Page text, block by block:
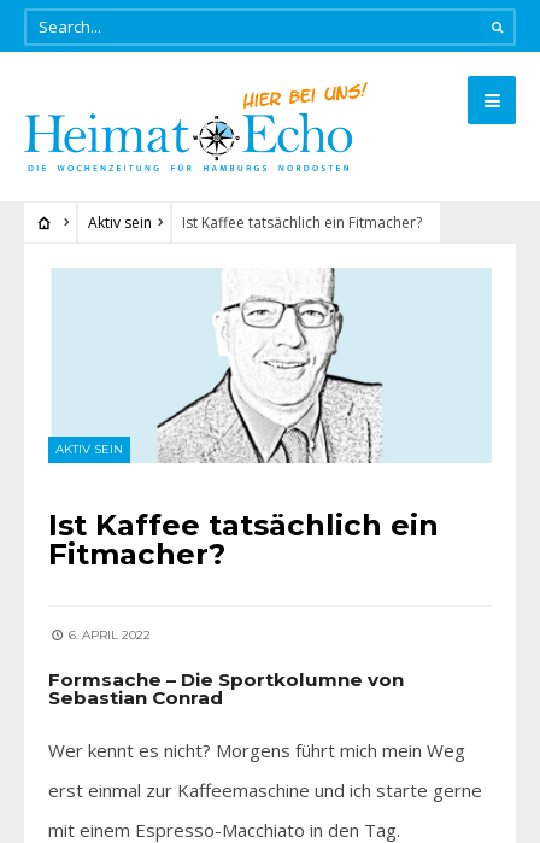
Aktiv sein Ist Kaffee tatsächlich ein Fitmacher?
AKTIV SEIN
Ist Kaffee tatsächlich ein
Fitmacher?
6. APRIL 2022
Formsache – Die Sportkolumne von
Sebastian Conrad
Wer kennt es nicht? Morgens führt mich mein Weg
erst einmal zur Kaffeemaschine und ich starte gerne
mit einem Espresso-Macchiato in den Tag.